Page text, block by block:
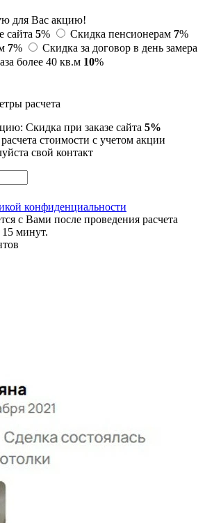
для Вас акцию!
сайта 5% Скидка пенсионерам 7%
7%
Скидка за договор в день замера
более 40 кв.м 10%
расчета
Скидка при заказе сайта 5%
стоимости с учетом акции
свой контакт
конфиденциальности
с Вами после проведения расчета
минут.